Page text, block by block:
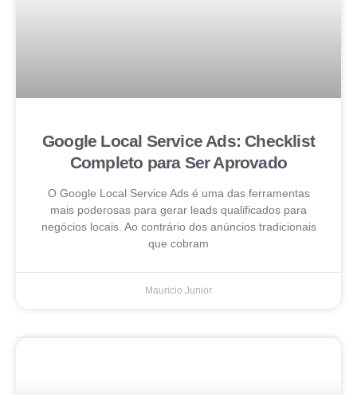
Google Local Service Ads: Checklist
Completo para Ser Aprovado
O Google Local Service Ads é uma das ferramentas
mais poderosas para gerar leads qualificados para
negócios locais. Ao contrário dos anúncios tradicionais
que cobram
Mauricio Junior